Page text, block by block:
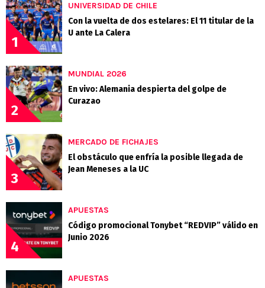
1
UNIVERSIDAD DE CHILE
Con la vuelta de dos estelares: El 11 titular de la
U ante La Calera
2
MUNDIAL 2026
En vivo: Alemania despierta del golpe de
Curazao
3
MERCADO DE FICHAJES
El obstáculo que enfría la posible llegada de
Jean Meneses a la UC
4
APUESTAS
Código promocional Tonybet “REDVIP” válido en
Junio 2026
APUESTAS